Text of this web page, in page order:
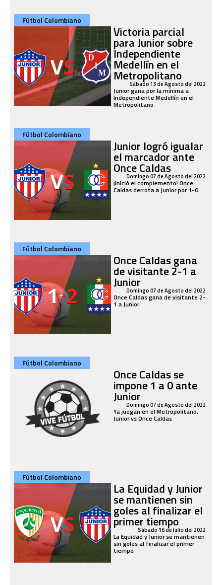
Fútbol Colombiano
Victoria parcial
para Junior sobre
Independiente
Medellín en el
Metropolitano
Sábado 13 de Agosto del 2022
Junior gana por la mínima a
Independiente Medellín en el
Metropolitano
Fútbol Colombiano
Junior logró igualar
el marcador ante
Once Caldas
Domingo 07 de Agosto del 2022
¡Inició el complemento! Once
Caldas derrota a Junior por 1-0
Fútbol Colombiano
Once Caldas gana
de visitante 2-1 a
JuniorDomingo 07 de Agosto del 2022
Once Caldas gana de visitante 2-
1 a Junior
Fútbol Colombiano
Once Caldas se
impone 1 a 0 ante
JuniorDomingo 07 de Agosto del 2022
Ya juegan en el Metropolitano,
Junior vs Once Caldas
Fútbol Colombiano
La Equidad y Junior
se mantienen sin
goles al finalizar el
primer tiempo
Sábado 16 de Julio del 2022
La Equidad y Junior se mantienen
sin goles al finalizar el primer
tiempo